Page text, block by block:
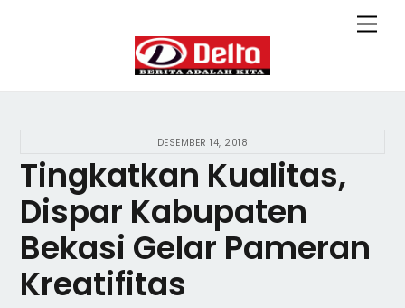
DESEMBER 14, 2018
Tingkatkan Kualitas,
Dispar Kabupaten
Bekasi Gelar Pameran
Kreatifitas
To
Top